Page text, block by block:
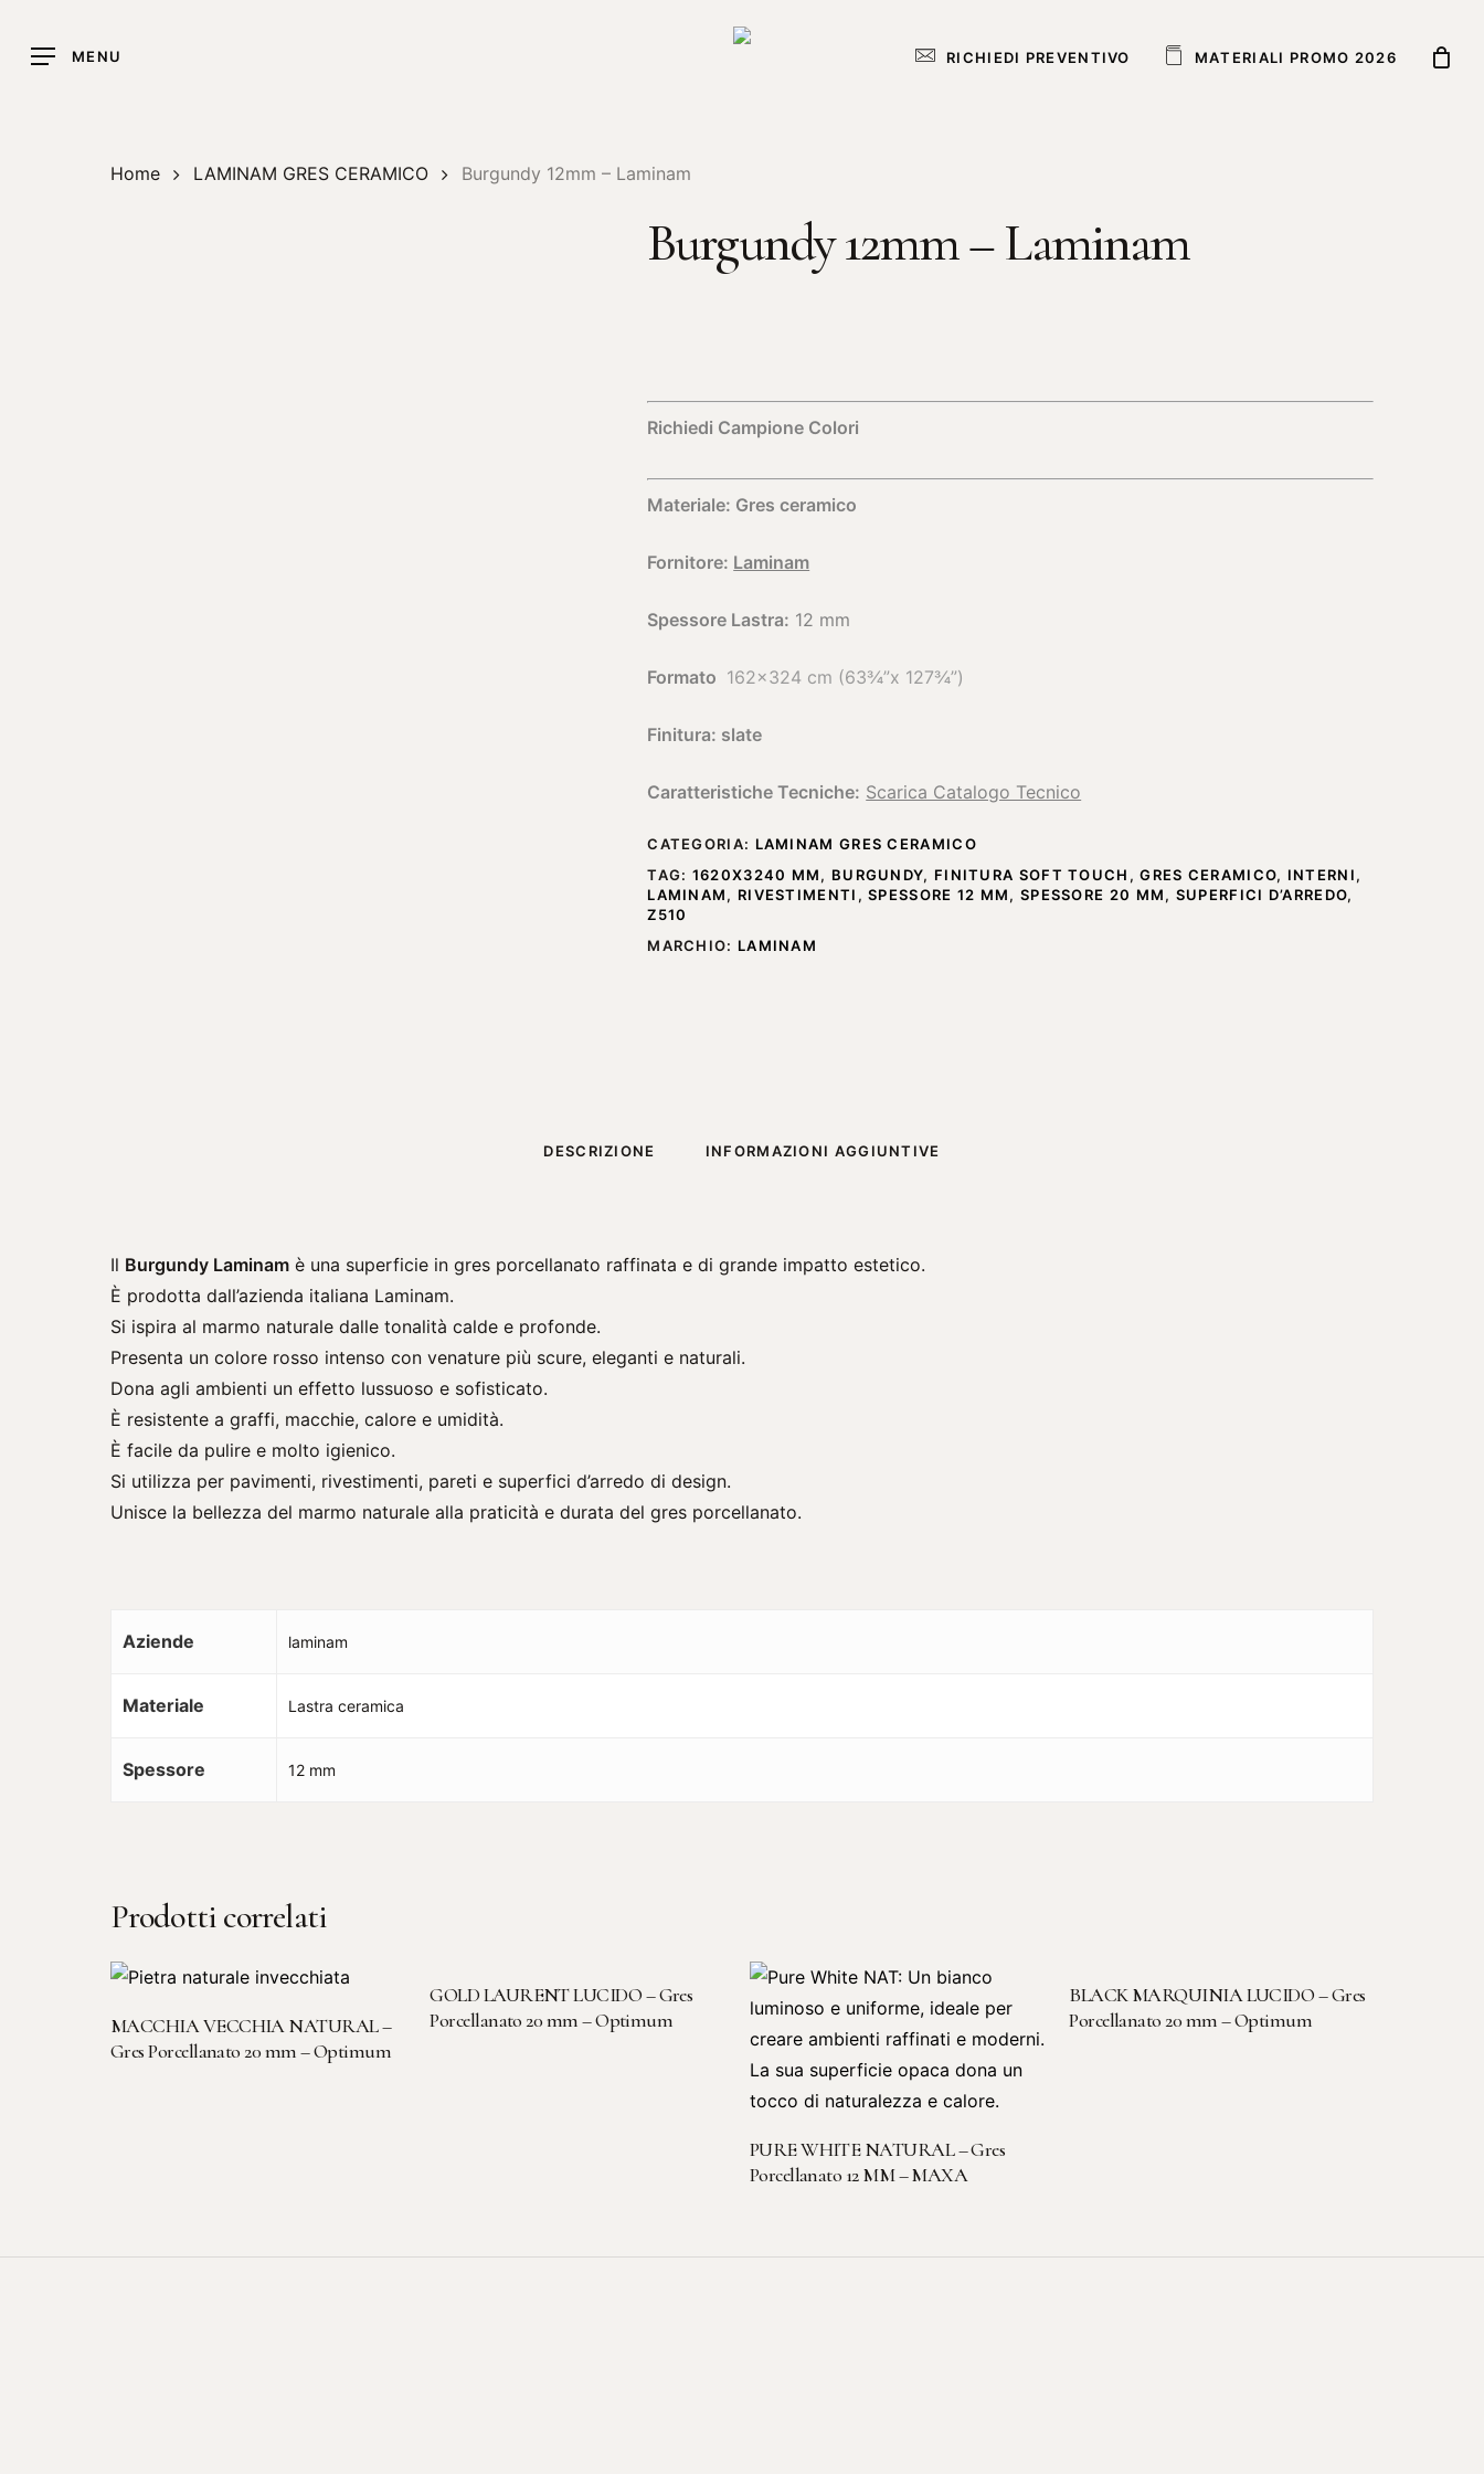
MENU RICHIEDI PREVENTIVO MAT ERIALI PROMO 2026
Home LAMINAM GRES CERAMICO Burgundy 12mm – Laminam
Burgundy 12mm – Laminam
Richiedi Campione Colori
Materiale: Gres ceramico
Fornitore: Laminam
Spessore Lastra: 12 mm
Formato 162×324 cm (63¾”x 127¾”)
Finitura: slate
Caratteristiche Tecniche: Scarica Catalogo Tecnico
CATEGORIA: LAMINAM GRES CERAMICO
TAG: 1620X3240 MM, BURGUNDY, FINITURA SOFT TOUCH ,GRES CERAMICO, INTERNI,
LAMINAM, RIVESTIMENTI ,SPESSORE 12 MM, SPESSORE 20 MM, SUPERFICI D’ARREDO,
Z510
MARCHIO: LAMINAM
DESCRIZIONE INFORMAZIONI AGGIUNTIVE
Il Burgundy Laminam è una superficie in gres porcellanato raffinata e di grande impatto estetico.
È prodotta dall’azienda italiana Laminam.
Si ispira al marmo naturale dalle tonalità calde e profonde.
Presenta un colore rosso intenso con venature più scure, eleganti e naturali.
Dona agli ambienti un effetto lussuoso e sofisticato.
È resistente a graffi, macchie, calore e umidità.
È facile da pulire e molto igienico.
Si utilizza per pavimenti, rivestimenti, pareti e superfici d’arredo di design.
Unisce la bellezza del marmo naturale alla praticità e durata del gres porcellanato.
Aziende laminam
Materiale Lastra ceramica
Spessore 12 mm
Prodotti correlati
LEGGI TUTTO
MACCHIA VECCHIA NATURAL –
Gres Porcellanato 20 mm – Optimum
LEGGI TUTTO
GOLD LAURENT LUCIDO – Gres
Porcellanato 20 mm – Optimum
LEGGI TUTTO
PURE WHITE NATURAL – Gres
Porcellanato 12 MM – MAXA
BLACK MARQUINIA LUCIDO – Gres
Porcellanato 20 mm – Optimum